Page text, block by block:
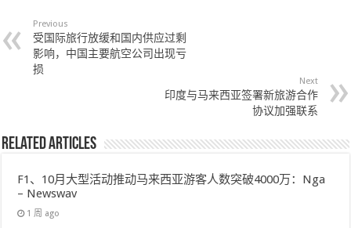
Previous
受国际旅行放缓和国内供应过剩
影响，中国主要航空公司出现亏
损
Next
印度与马来西亚签署新旅游合作
协议加强联系
Related Articles
F1、10月大型活动推动马来西亚游客人数突破4000万：Nga
– Newswav
1 周 ago